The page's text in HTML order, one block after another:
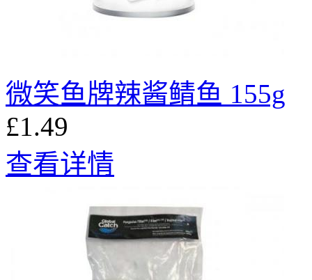
微笑鱼牌辣酱鲭鱼 155g
£1.49
查看详情